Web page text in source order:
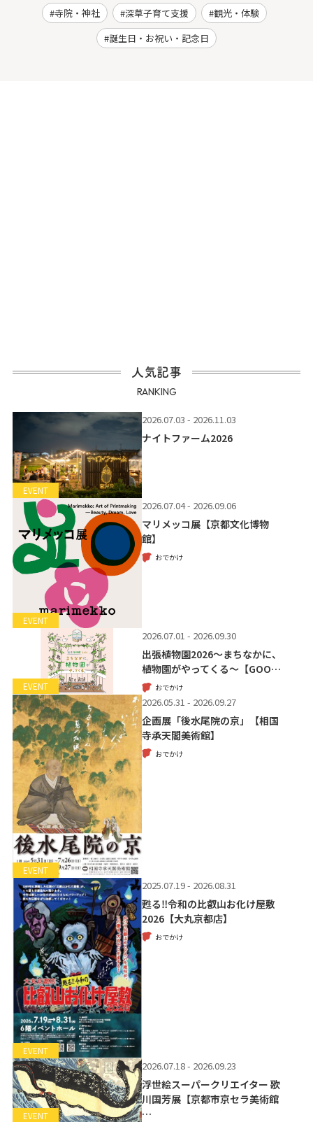
寺院・神社 深草子育て支援
観光・体験
誕生日・お祝い・記念日
人気記事
RANKING
EVENT
2026.07.03 - 2026.11.03
ナイトファーム2026
EVENT
2026.07.04 - 2026.09.06
マリメッコ展【京都文化博物
館】
おでかけ
EVENT
2026.07.01 - 2026.09.30
出張植物園2026～まちなかに、
植物園がやってくる～【GOO…
おでかけ
EVENT
2026.05.31 - 2026.09.27
企画展「後水尾院の京」【相国
寺承天閣美術館】
おでかけ
EVENT
2025.07.19 - 2026.08.31
甦る‼令和の比叡山お化け屋敷
2026【大丸京都店】
おでかけ
EVENT
2026.07.18 - 2026.09.23
浮世絵スーパークリエイター 歌
川国芳展【京都市京セラ美術館
…